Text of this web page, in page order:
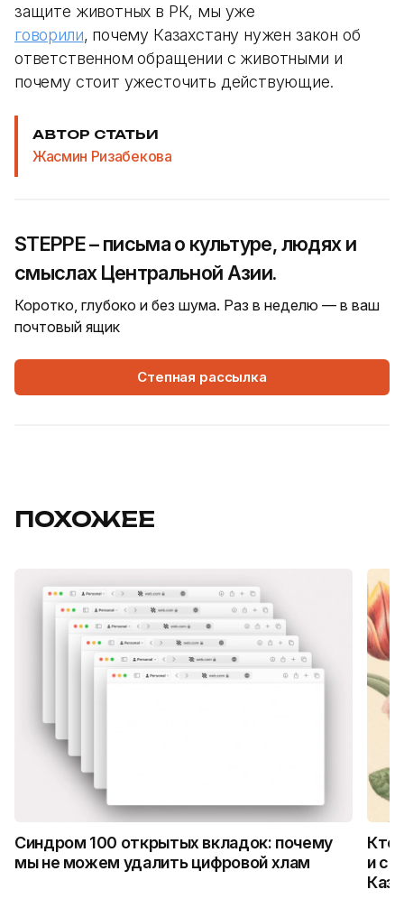
защите животных в РК, мы уже
говорили, почему Казахстану нужен закон об
ответственном обращении с животными и
почему стоит ужесточить действующие.
АВТОР СТАТЬИ
Жасмин Ризабекова
STEPPE – письма о культуре, людях и
смыслах Центральной Азии.
Коротко, глубоко и без шума. Раз в неделю — в ваш
почтовый ящик
Степная рассылка
ПОХОЖЕЕ
Синдром 100 открытых вкладок: почему
мы не можем удалить цифровой хлам
Кто
и